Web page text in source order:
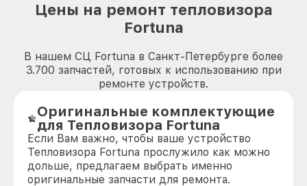
Цены на ремонт тепловизора
Fortuna
В нашем СЦ Fortuna в Санкт-Петербурге более
3.700 запчастей, готовых к использованию при
ремонте устройств.
Оригинальные комплектующие
для Тепловизора Fortuna
Если Вам важно, чтобы ваше устройство
Тепловизора Fortuna прослужило как можно
дольше, предлагаем выбрать именно
оригинальные запчасти для ремонта.